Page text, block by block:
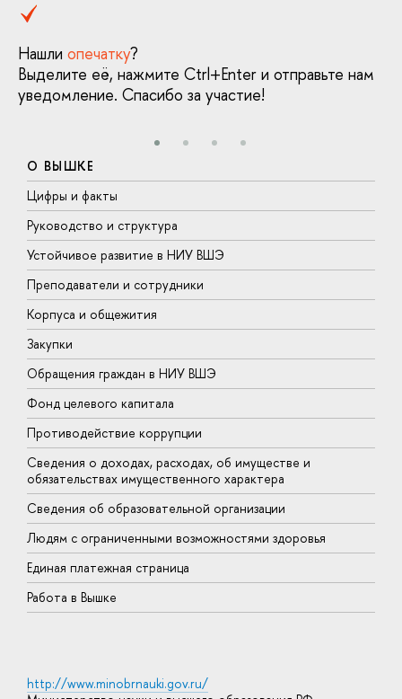
Нашли опечатку?
Выделите её, нажмите Ctrl+Enter и отправьте нам
уведомление. Спасибо за участие!
О ВЫШКЕ
Цифры и факты
Руководство и структура
Устойчивое развитие в НИУ ВШЭ
Преподаватели и сотрудники
Корпуса и общежития
Закупки
Обращения граждан в НИУ ВШЭ
Фонд целевого капитала
Противодействие коррупции
Сведения о доходах, расходах, об имуществе и
обязательствах имущественного характера
Сведения об образовательной организации
Людям с ограниченными возможностями здоровья
Единая платежная страница
Работа в Вышке
http://www.minobrnauki.gov.ru/